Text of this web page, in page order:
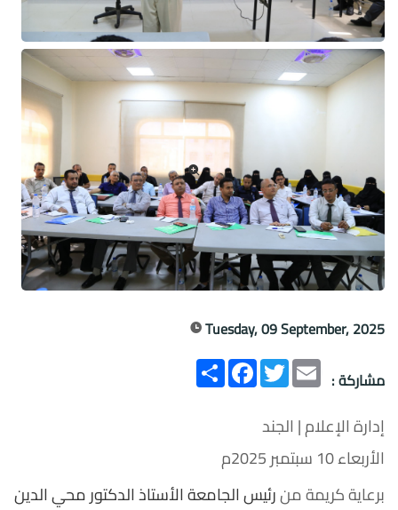
Tuesday, 09 September, 2025
مشاركة :
انشر
FacebookTwitter Email
إدارة الإعلام | الجند
الأربعاء 10 سبتمبر 2025م
برعاية كريمة منرئيس الجامعة الأستاذ الدكتور محي الدين